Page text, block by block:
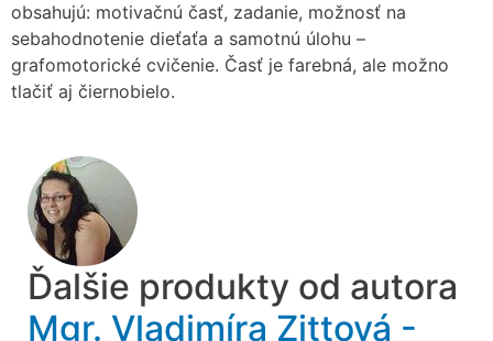
obsahujú: motivačnú časť, zadanie, možnosť na
sebahodnotenie dieťaťa a samotnú úlohu –
grafomotorické cvičenie. Časť je farebná, ale možno
tlačiť aj čiernobielo.
Ďalšie produkty od autora
Mgr. Vladimíra Zittová -